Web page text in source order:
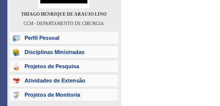
THIAGO HENRIQUE DE ARAUJO LINO
CCM - DEPARTAMENTO DE CIRURGIA
Perfil Pessoal
Disciplinas Ministradas
Projetos de Pesquisa
Atividades de Extensão
Projetos de Monitoria